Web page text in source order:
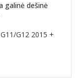
galinė dešinė
G12 2015 +